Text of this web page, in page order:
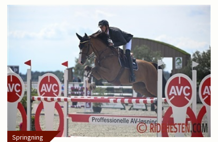
Springning